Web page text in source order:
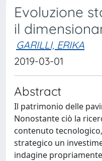
Evoluzione
il
GARILLI, ERIKA
2019-03-01
Abstract
Il patrimonio delle
Nonostante ciò la
contenuto
strategico un
indagine